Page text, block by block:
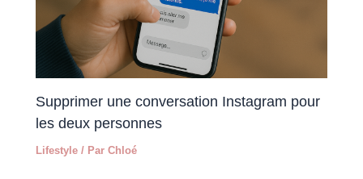
Supprimer une conversation Instagram pour
les deux personnes
Lifestyle / ParChloé